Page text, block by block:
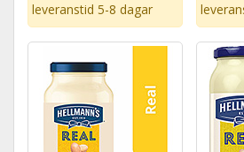
leveranstid 5-8 dagar